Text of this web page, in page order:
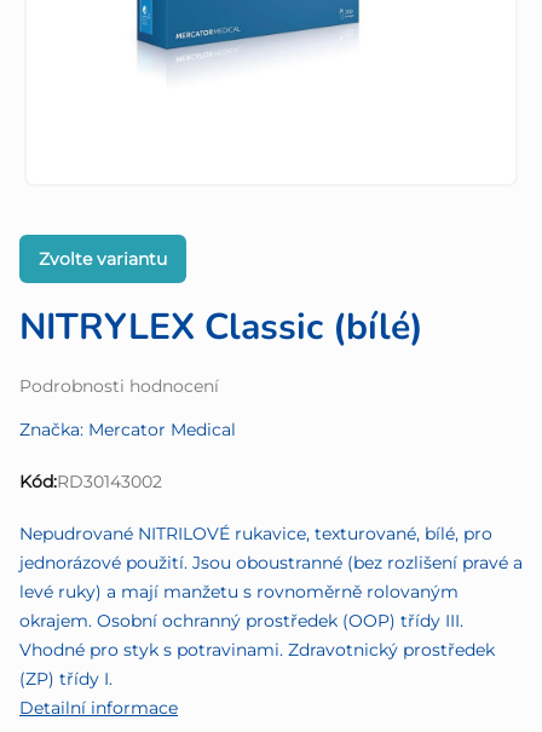
NITRYLEX Classic (bílé)
Průměrné
produktu
0,0
hvězdiček.
Podrobnosti hodnocení
Značka: Mercator Medical
Kód:RD30143002
Zvolte variantu
Nepudrované NITRILOVÉ rukavice, texturované, bílé, pro
jednorázové použití. Jsou oboustranné (bez rozlišení pravé a
levé ruky) a mají manžetu s rovnoměrně rolovaným
okrajem. Osobní ochranný prostředek (OOP) třídy III.
Vhodné pro styk s potravinami. Zdravotnický prostředek
(ZP) třídy I.
Detailní informace